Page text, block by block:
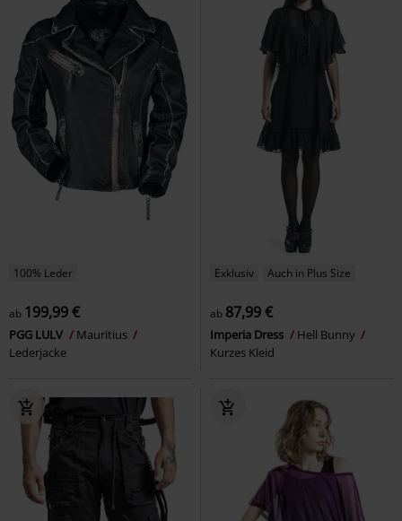
100% Leder
ab 199,99 €
PGG LULV
Mauritius
Lederjacke
Exklusiv Auch in Plus Size
ab 87,99 €
Imperia Dress
Hell Bunny
Kurzes Kleid